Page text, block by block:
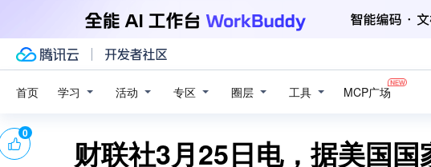
首页 学习 活动 专区 圈层 工具 MCP广场
财联社3月25日电，据美国
0